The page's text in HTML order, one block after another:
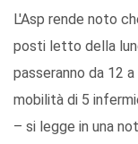
L'Asp rende noto
posti letto della
passeranno da 12
mobilità di 5
– si legge in una